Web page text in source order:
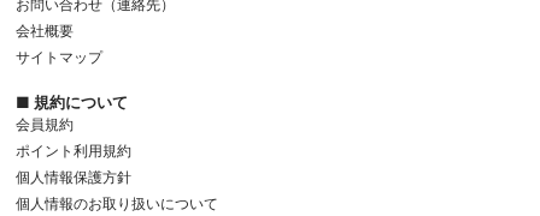
お問い合わせ（連絡先）
会社概要
サイトマップ
■ 規約について
会員規約
ポイント利用規約
個人情報保護方針
個人情報のお取り扱いについて